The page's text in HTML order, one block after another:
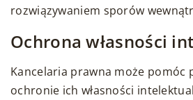
rozwiązywaniem sporów
Ochrona własności
Kancelaria prawna może pomóc
ochronie ich własności